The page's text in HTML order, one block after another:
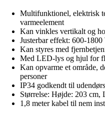
Multifunktionel, elektrisk
varmeelement
Kan vinkles vertikalt og
Justerbar effekt: 600-1800
Kan styres med
Med LED-lys og hjul for
Kan opvarme et område,
personer
IP34 godkendt til
Størrelse: Højde: 203
1,8 meter kabel til nem